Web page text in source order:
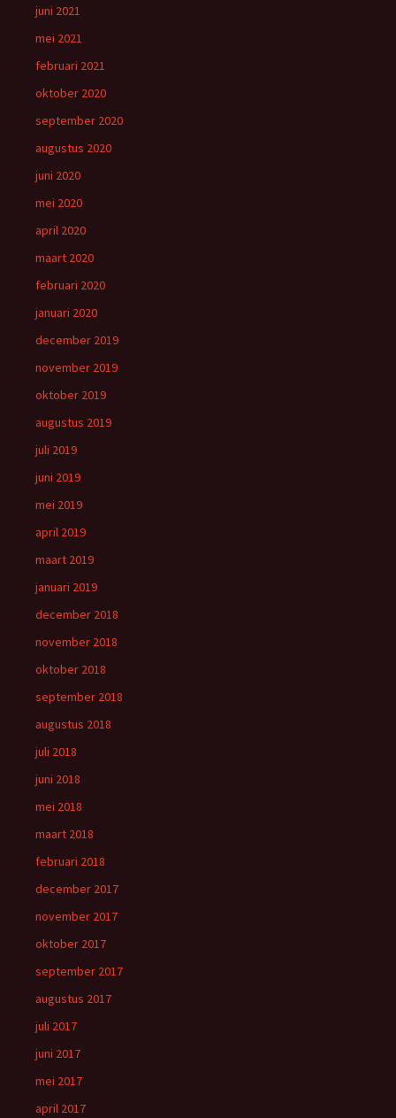
juni 2021
mei 2021
februari 2021
oktober 2020
september 2020
augustus 2020
juni 2020
mei 2020
april 2020
maart 2020
februari 2020
januari 2020
december 2019
november 2019
oktober 2019
augustus 2019
juli 2019
juni 2019
mei 2019
april 2019
maart 2019
januari 2019
december 2018
november 2018
oktober 2018
september 2018
augustus 2018
juli 2018
juni 2018
mei 2018
maart 2018
februari 2018
december 2017
november 2017
oktober 2017
september 2017
augustus 2017
juli 2017
juni 2017
mei 2017
april 2017